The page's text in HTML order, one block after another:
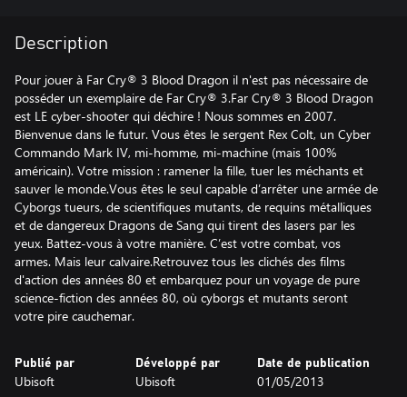
Description
Pour jouer à Far Cry® 3 Blood Dragon il n'est pas nécessaire de
posséder un exemplaire de Far Cry® 3.Far Cry® 3 Blood Dragon
est LE cyber-shooter qui déchire ! Nous sommes en 2007.
Bienvenue dans le futur. Vous êtes le sergent Rex Colt, un Cyber
Commando Mark IV, mi-homme, mi-machine (mais 100%
américain). Votre mission : ramener la fille, tuer les méchants et
sauver le monde.Vous êtes le seul capable d’arrêter une armée de
Cyborgs tueurs, de scientifiques mutants, de requins métalliques
et de dangereux Dragons de Sang qui tirent des lasers par les
yeux. Battez-vous à votre manière. C’est votre combat, vos
armes. Mais leur calvaire.Retrouvez tous les clichés des films
d'action des années 80 et embarquez pour un voyage de pure
science-fiction des années 80, où cyborgs et mutants seront
votre pire cauchemar.
Publié par
Ubisoft
Développé par
Ubisoft
Date de publication
01/05/2013